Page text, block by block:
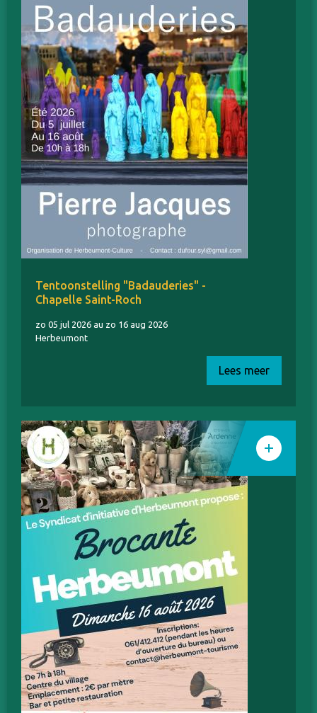
Tentoonstelling "Badauderies" -
Chapelle Saint-Roch
zo 05 jul 2026 au zo 16 aug 2026
Herbeumont
Lees meer